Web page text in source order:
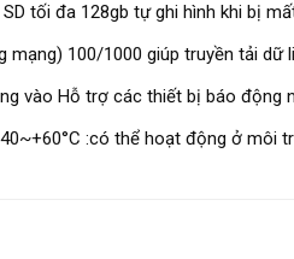
tối đa 128gb tự ghi hình khi bị
mạng) 100/1000 giúp truyền tải dữ
vào Hỗ trợ các thiết bị báo động
:có thể hoạt động ở môi